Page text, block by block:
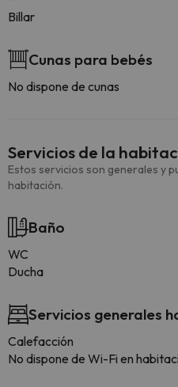
Billar
Cunas para bebés
No dispone de cunas
Servicios de la
Estos servicios son generales y
habitación.
Baño
WC
Ducha
Servicios generales
Calefacción
No dispone de Wi-Fi en